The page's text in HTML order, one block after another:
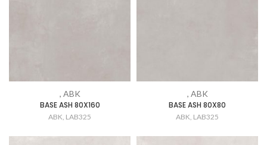
, ABK
BASE ASH 80X160
ABK, LAB325
, ABK
BASE ASH 80X80
ABK, LAB325